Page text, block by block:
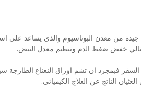
جيدة من معدن البوتاسيوم والذي يساعد على
خفض ضغط الدم وتنظيم معدل النبض.
فبمجرد ان تشم اوراق النعناع
الناتج عن العلاج الكيميائي.